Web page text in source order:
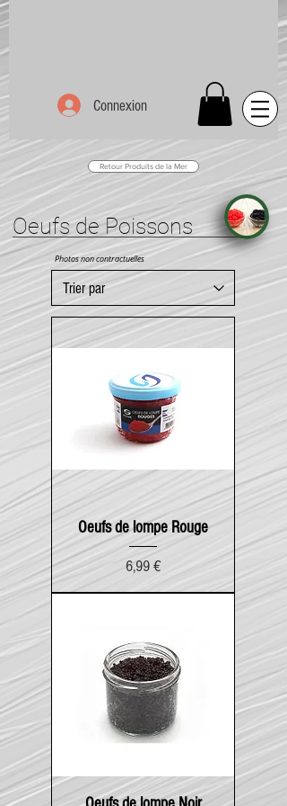
Connexion
Retour Produits de la Mer
Oeufs de Poissons
Photos non contractuelles
Oeufs de lompe Rouge
Prix
6,99 €